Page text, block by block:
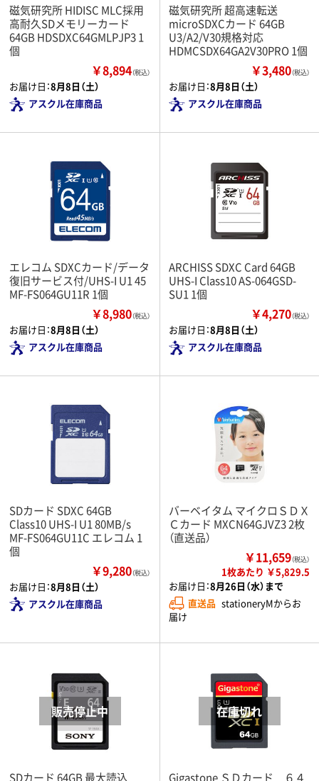
磁気研究所 HIDISC MLC採用
高耐久SDメモリーカード
64GB HDSDXC64GMLPJP3 1
個
￥8,894（税込）
お届け日：8月8日（土）
アスクル在庫商品
磁気研究所 超高速転送
microSDXCカード 64GB
U3/A2/V30規格対応
HDMCSDX64GA2V30PRO 1個
￥3,480（税込）
お届け日：8月8日（土）
アスクル在庫商品
エレコム SDXCカード/データ
復旧サービス付/UHS-I U1 45
MF-FS064GU11R 1個
￥8,980（税込）
お届け日：8月8日（土）
アスクル在庫商品
ARCHISS SDXC Card 64GB
UHS-I Class10 AS-064GSD-
SU1 1個
￥4,270（税込）
お届け日：8月8日（土）
アスクル在庫商品
SDカード SDXC 64GB
Class10 UHS-I U1 80MB/s
MF-FS064GU11C エレコム 1
個
￥9,280（税込）
お届け日：8月8日（土）
アスクル在庫商品
バーベイタム マイクロＳＤＸ
Ｃカード MXCN64GJVZ3 2枚
（直送品）
￥11,659（税込）
1枚あたり ￥5,829.5
お届け日：8月26日（水）まで
直送品 stationeryMからお
届け
SDカード 64GB 最大読込 Gigastone ＳＤカード ６４